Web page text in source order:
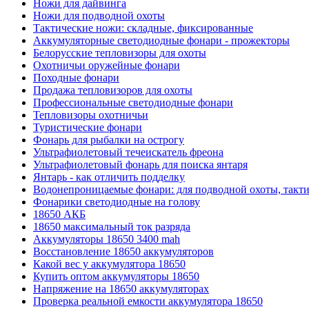
Ножи для дайвинга
Ножи для подводной охоты
Тактические ножи: складные, фиксированные
Аккумуляторные светодиодные фонари - прожекторы
Белорусские тепловизоры для охоты
Охотничьи оружейные фонари
Походные фонари
Продажа тепловизоров для охоты
Профессиональные светодиодные фонари
Тепловизоры охотничьи
Туристические фонари
Фонарь для рыбалки на острогу
Ультрафиолетовый течеискатель фреона
Ультрафиолетовый фонарь для поиска янтаря
Янтарь - как отличить подделку
Водонепроницаемые фонари: для подводной охоты,
Фонарики светодиодные на голову
18650 АКБ
18650 максимальный ток разряда
Аккумуляторы 18650 3400 mah
Восстановление 18650 аккумуляторов
Какой вес у аккумулятора 18650
Купить оптом аккумуляторы 18650
Напряжение на 18650 аккумуляторах
Проверка реальной емкости аккумулятора 18650